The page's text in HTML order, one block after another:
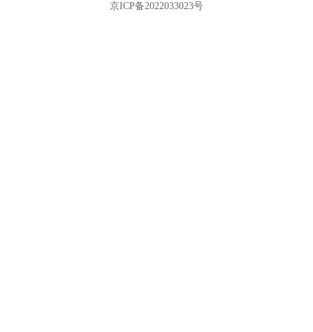
京ICP备2022033023号